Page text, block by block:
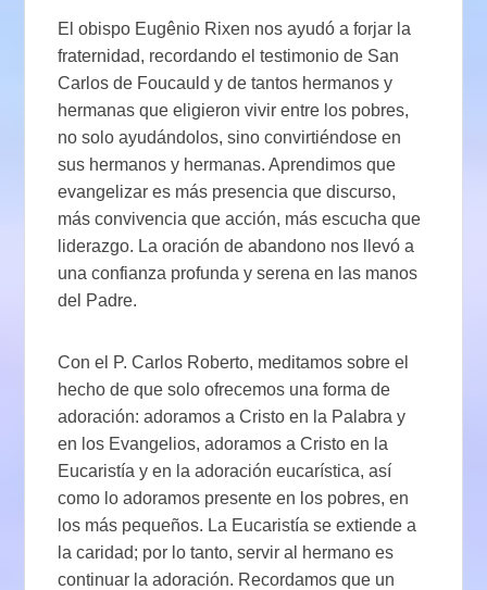
El obispo Eugênio Rixen nos ayudó a forjar la
fraternidad, recordando el testimonio de San
Carlos de Foucauld y de tantos hermanos y
hermanas que eligieron vivir entre los pobres,
no solo ayudándolos, sino convirtiéndose en
sus hermanos y hermanas. Aprendimos que
evangelizar es más presencia que discurso,
más convivencia que acción, más escucha que
liderazgo. La oración de abandono nos llevó a
una confianza profunda y serena en las manos
del Padre.
Con el P. Carlos Roberto, meditamos sobre el
hecho de que solo ofrecemos una forma de
adoración: adoramos a Cristo en la Palabra y
en los Evangelios, adoramos a Cristo en la
Eucaristía y en la adoración eucarística, así
como lo adoramos presente en los pobres, en
los más pequeños. La Eucaristía se extiende a
la caridad; por lo tanto, servir al hermano es
continuar la adoración. Recordamos que un